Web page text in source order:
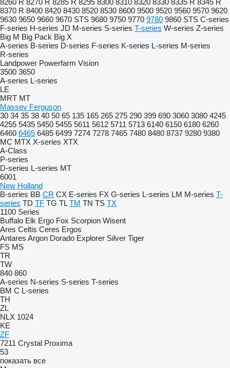
8260 R 8270 R 8285 R 8295 8300 8310 8320 8330 8335 R 8345 R
8370 R 8400 8420 8430 8520 8530 8600 9500 9520 9560 9570 9620
9630 9650 9660 9670 STS 9680 9750 9770 9780 9860 STS C-series
F-series H-series JD M-series S-series T-series W-series Z-series
Big M Big Pack Big X
A-series B-series D-series F-series K-series L-series M-series
R-series
Landpower Powerfarm Vision
3500 3650
A-series L-series
LE
MRT MT
Massey Ferguson
30 34 35 38 40 50 65 135 165 265 275 290 399 690 3060 3080 4245
4255 5435 5450 5455 5611 5612 5711 5713 6140 6150 6180 6260
6460 6465 6485 6499 7274 7278 7465 7480 8480 8737 9280 9380
MC MTX X-series XTX
A-Class
P-series
D-series L-series MT
6001
New Holland
B-series BB CR CX E-series FX G-series L-series LM M-series T-
series TD TF TG TL TM TN TS TX
1100 Series
Buffalo Elk Ergo Fox Scorpion Wisent
Ares Celtis Ceres Ergos
Antares Argon Dorado Explorer Silver Tiger
FS MS
TR
TW
840 860
A-series N-series S-series T-series
BM C L-series
TH
ZL
NLX 1024
KE
ZF
7211 Crystal Proxima
53
показать все